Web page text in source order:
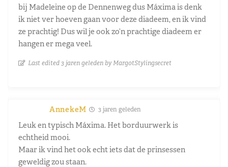
bij Madeleine op de Dennenweg dus Máxima is denk
ik niet ver hoeven gaan voor deze diadeem, en ik vind
ze prachtig! Dus wil je ook zo’n prachtige diadeem er
hangen er mega veel.
Last edited 3 jaren geleden by MargotStylingsecret
AnnekeM 3 jaren geleden
Leuk en typisch Máxima. Het borduurwerk is
echtheid mooi.
Maar ik vind het ook echt iets dat de prinsessen
geweldig zou staan.